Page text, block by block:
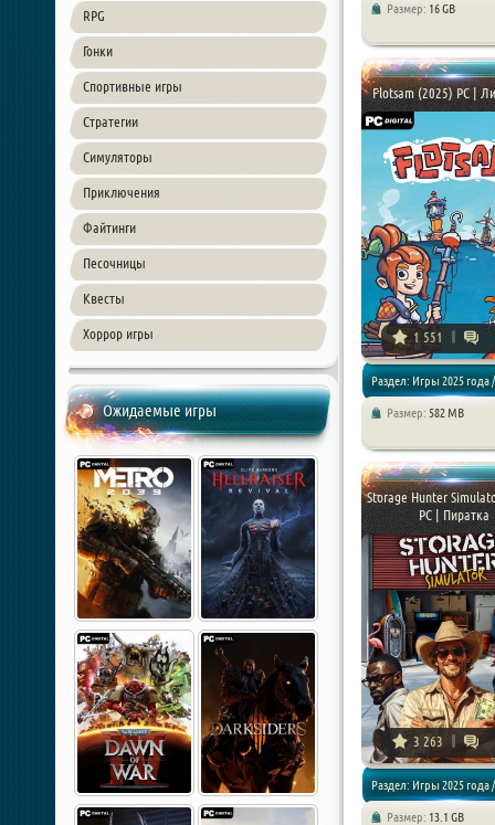
RPG
Гонки
Спортивные игры
Стратегии
Симуляторы
Приключения
Файтинги
Песочницы
Квесты
Хоррор игры
Ожидаемые игры
Размер: 16 GB
Flotsam (2025) PC |
1 551
Раздел: Игры 2025 года /
Размер: 582 MB
Storage Hunter
PC | Пиратка
3 263
Раздел: Игры 2025 года /
Размер: 13.1 GB